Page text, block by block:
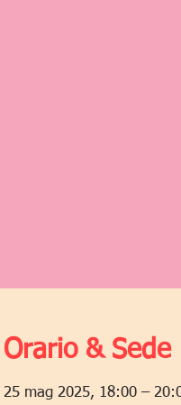
Orario & Sede
25 mag 2025, 18:00 –